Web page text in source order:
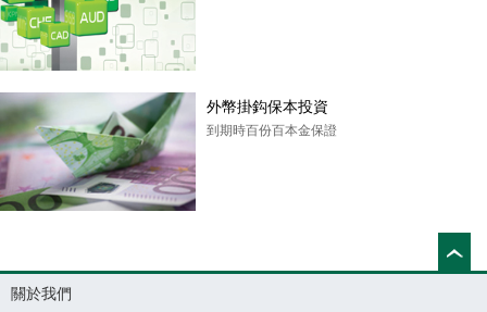
外幣掛鈎保本投資
到期時百份百本金保證
關於我們